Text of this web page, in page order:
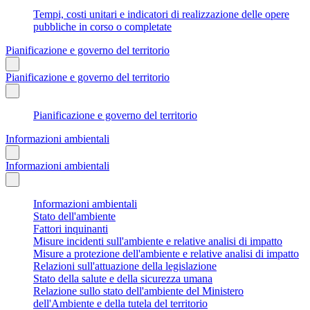
Tempi, costi unitari e indicatori di realizzazione delle opere
pubbliche in corso o completate
Pianificazione e governo del territorio
Pianificazione e governo del territorio
Pianificazione e governo del territorio
Informazioni ambientali
Informazioni ambientali
Informazioni ambientali
Stato dell'ambiente
Fattori inquinanti
Misure incidenti sull'ambiente e relative analisi di impatto
Misure a protezione dell'ambiente e relative analisi di impatto
Relazioni sull'attuazione della legislazione
Stato della salute e della sicurezza umana
Relazione sullo stato dell'ambiente del Ministero
dell'Ambiente e della tutela del territorio